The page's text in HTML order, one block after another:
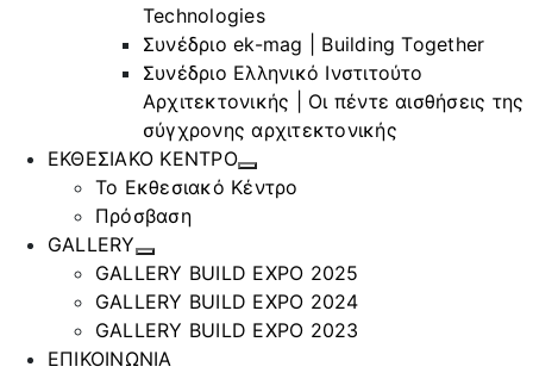
Technologies
Συνέδριο ek-mag | Building Together
Συνέδριο Ελληνικό Ινστιτούτο
Αρχιτεκτονικής | Οι πέντε αισθήσεις της
σύγχρονης αρχιτεκτονικής
ΕΚΘΕΣΙΑΚΟ ΚΕΝΤΡΟ
Το Εκθεσιακό Κέντρο
Πρόσβαση
GALLERY
GALLERY BUILD EXPO 2025
GALLERY BUILD EXPO 2024
GALLERY BUILD EXPO 2023
ΕΠΙΚΟΙΝΩΝΙΑ